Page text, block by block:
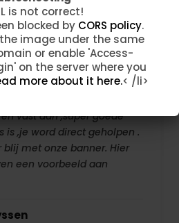
en vast aan ,super goede
is ,je word direct geholpen .
blij met onze banner. Hier
een voorbeeld aan
blocked byCORS policy
image under the same
or enable 'Access-
on the server where you
more about it here.< /li>
is not correct!
blocked by CORS policy.
image under the same
or enable 'Access-
on the server where you
more about it here.< /li>